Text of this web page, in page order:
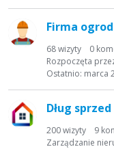
Firma
68wizyty 0
Rozpoczęta
Ostatnio: marca
Dług
200wizyty 9
Zarządzanie